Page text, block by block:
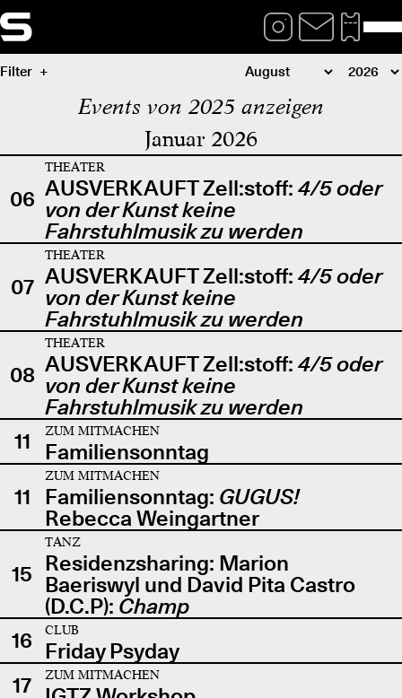
Filter
Events von 2025 anzeigen
Januar 2026
06
THEATER
AUSVERKAUFT Zell:stoff: 4/5 oder
von der Kunst keine
Fahrstuhlmusik zu werden
07
THEATER
AUSVERKAUFT Zell:stoff: 4/5 oder
von der Kunst keine
Fahrstuhlmusik zu werden
08
THEATER
AUSVERKAUFT Zell:stoff: 4/5 oder
von der Kunst keine
Fahrstuhlmusik zu werden
11
ZUM MITMACHEN
Familiensonntag
11
ZUM MITMACHEN
Familiensonntag: GUGUS!
Rebecca Weingartner
15
TANZ
Residenzsharing: Marion
Baeriswyl und David Pita Castro
(D.C.P): Champ
16
CLUB
Friday Psyday
17
ZUM MITMACHEN